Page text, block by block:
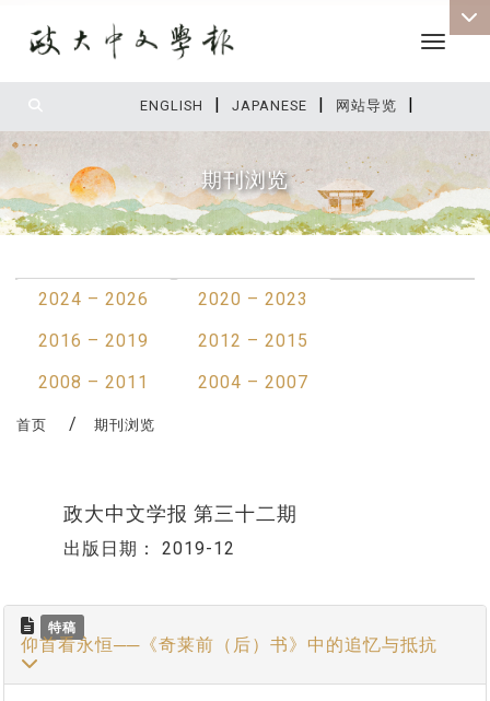
ENGLISH | JAPANESE | 网站导览 |
Toggle
期刊浏览
2024 – 2026
2020 – 2023
2016 – 2019
2012 – 2015
2008 – 2011
2004 – 2007
首页 期刊浏览
政大中文学报 第三十二期
出版日期： 2019-12
特稿
仰首看永恒──《奇莱前（后）书》中的追忆与抵抗